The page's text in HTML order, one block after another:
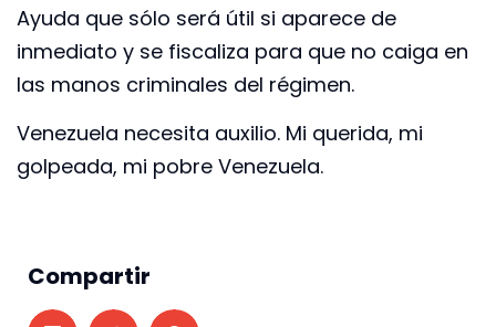
Ayuda que sólo será útil si aparece de
inmediato y se fiscaliza para que no caiga en
las manos criminales del régimen.
Venezuela necesita auxilio. Mi querida, mi
golpeada, mi pobre Venezuela.
Compartir